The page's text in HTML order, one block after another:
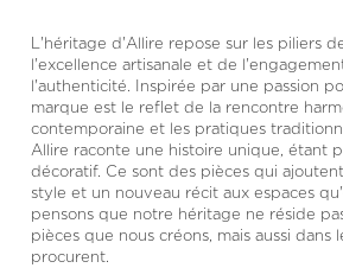
L'héritage d'Allire repose sur les piliers
l'excellence artisanale et de
l'authenticité. Inspirée par une passion
marque est le reflet de la rencontre
contemporaine et les pratiques
Allire raconte une histoire unique, étant
décoratif. Ce sont des pièces qui
style et un nouveau récit aux espaces
pensons que notre héritage ne réside
pièces que nous créons, mais aussi dans
procurent.